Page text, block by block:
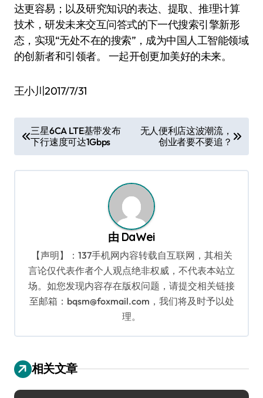
达更容易；以及研究知识的表达、提取、推理计算
技术，研发未来交互问答式的下一代搜索引擎新形
态，实现“无处不在的搜索”，成为中国人工智能领域
的创新者和引领者。 一起开创更加美好的未来。
王小川2017/7/31
章
导
三星6CA LTE基带发布
下行速度可达1Gbps
无人便利店这波潮流，
创业者要不要追？
由 DaWei
【声明】：137手机网内容转载自互联网，其相关
言论仅代表作者个人观点绝非权威，不代表本站立
场。如您发现内容存在版权问题，请提交相关链接
至邮箱：bqsm@foxmail.com，我们将及时予以处
理。
相关文章